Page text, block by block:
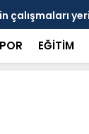
çalışmaları
EĞİTİM